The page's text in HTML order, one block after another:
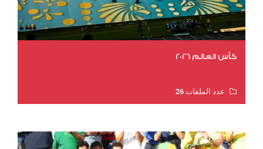
كأس العالم 2026
عدد الملفات 26